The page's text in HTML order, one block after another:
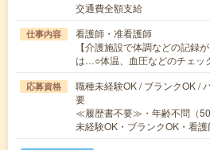
交通費全額支給
仕事内容
看護師・准看護師
【介護施設で体調などの記録
は…○体温、血圧などのチェッ
応募資格
職種未経験OK / ブランクOK /
要
≪履歴書不要≫・年齢不問（
未経験OK・ブランクOK・看